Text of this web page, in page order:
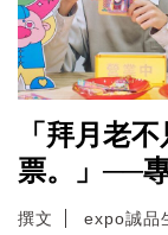
「拜月老
票。」──
撰文 expo誠品